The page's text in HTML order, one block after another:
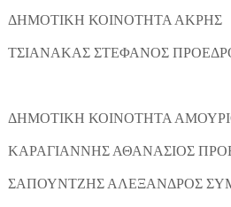
ΔΗΜΟΤΙΚΗ ΚΟΙΝΟΤΗΤΑ ΑΚΡΗΣ
ΤΣΙΑΝΑΚΑΣ ΣΤΕΦΑΝΟΣ
ΔΗΜΟΤΙΚΗ ΚΟΙΝΟΤΗΤΑ
ΚΑΡΑΓΙΑΝΝΗΣ ΑΘΑΝΑΣΙΟΣ
ΣΑΠΟΥΝΤΖΗΣ ΑΛΕΞΑΝΔΡΟΣ